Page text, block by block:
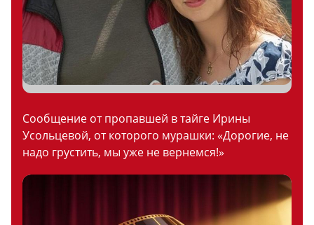
Сообщение от пропавшей в тайге Ирины
Усольцевой, от которого мурашки: «Дорогие, не
надо грустить, мы уже не вернемся!»